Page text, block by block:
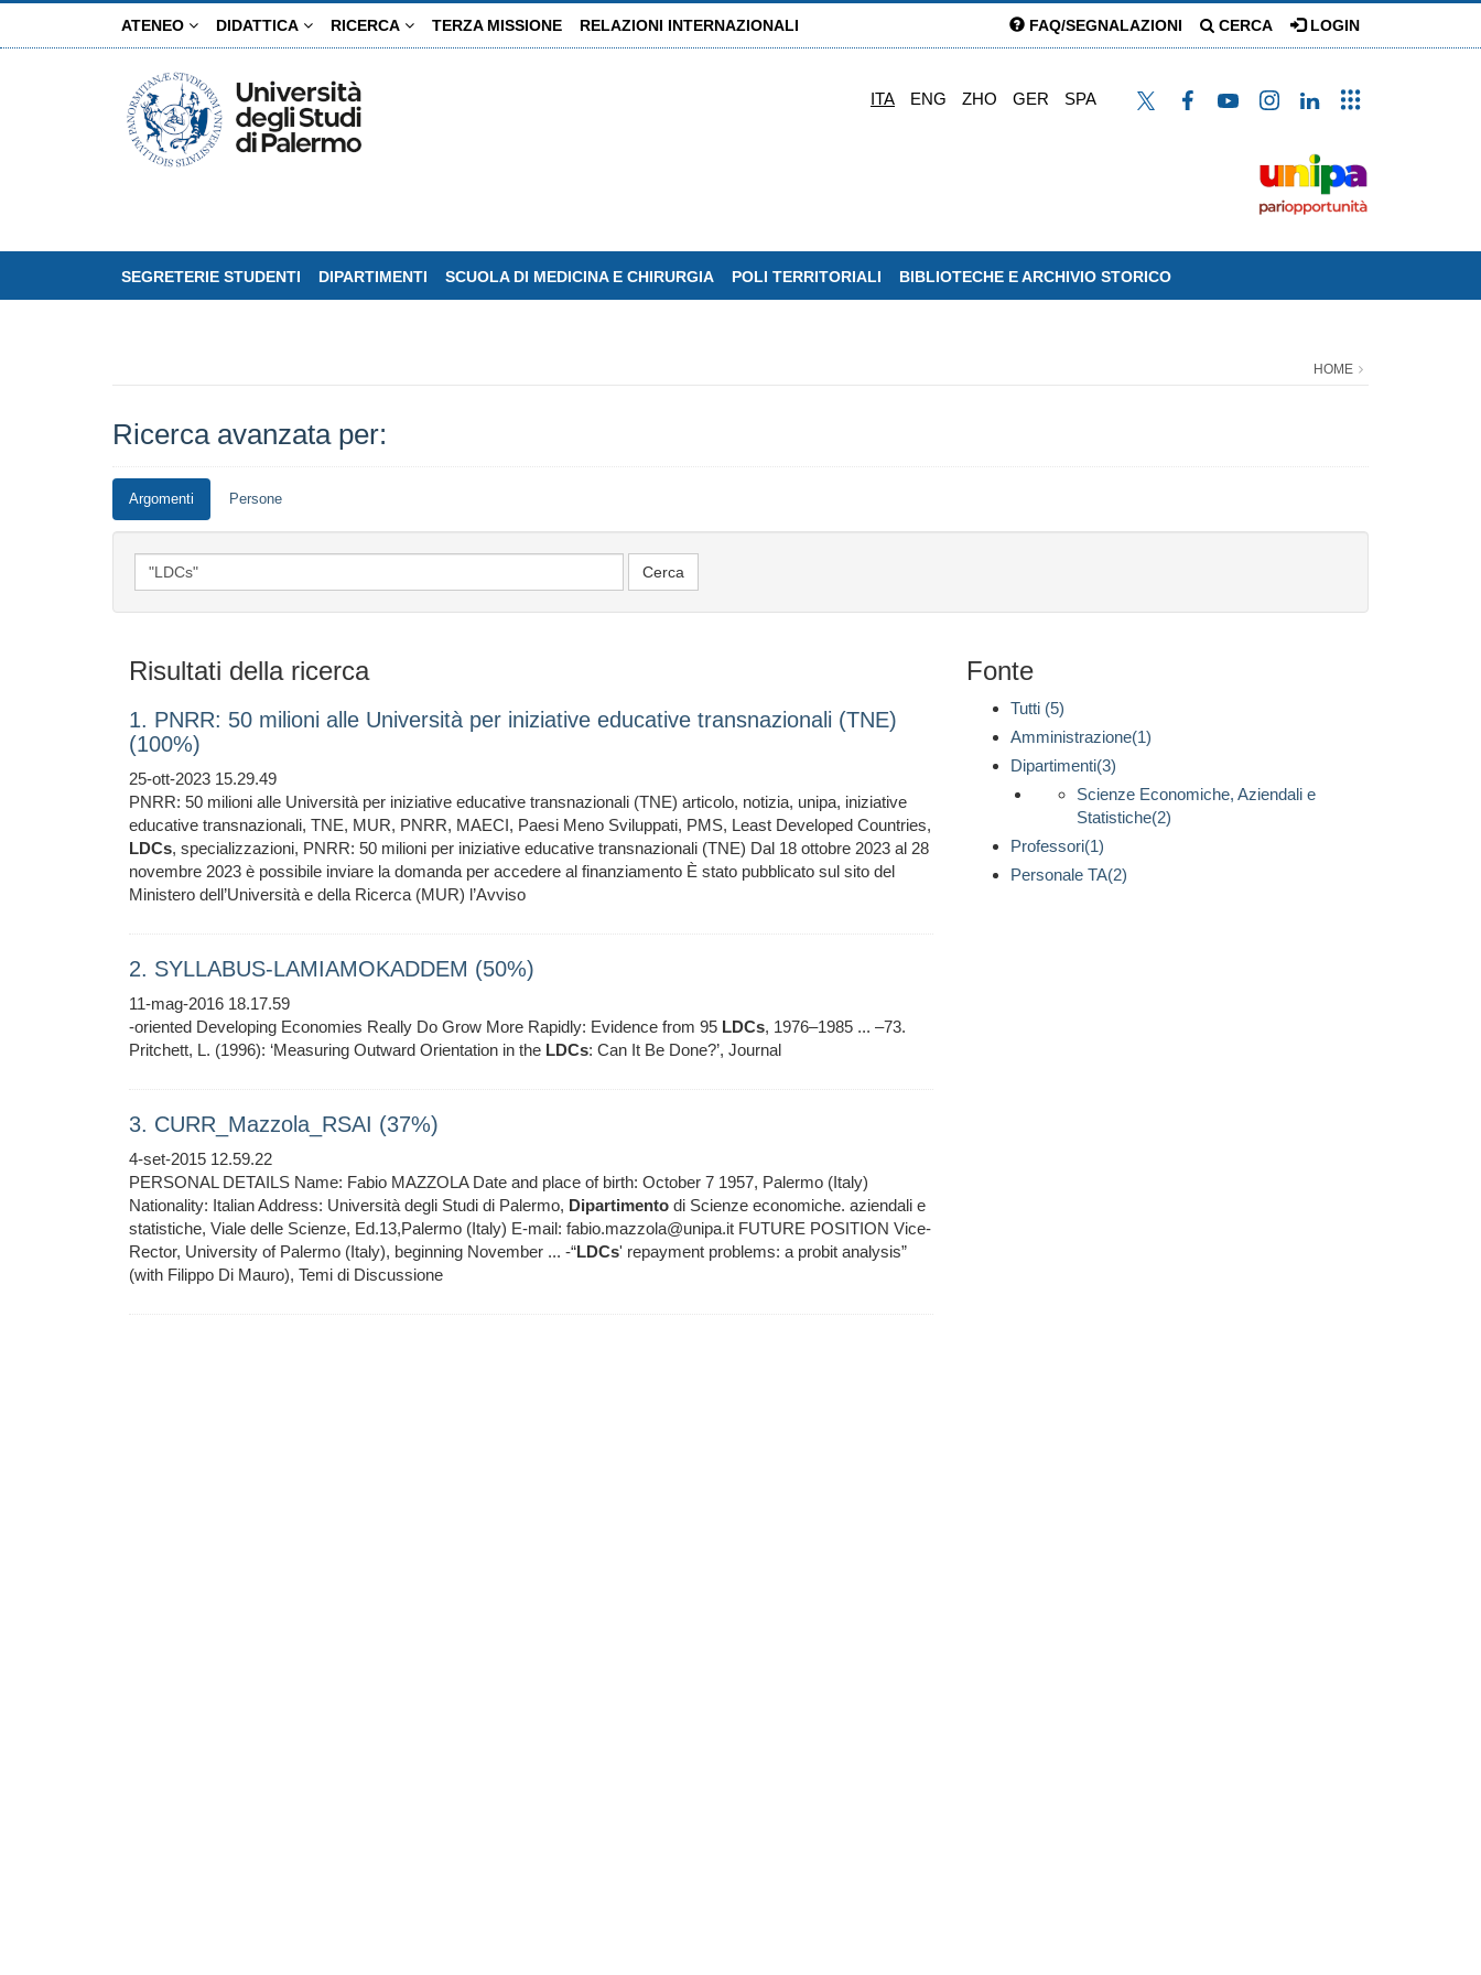
ATENEO DIDATTICA RICERCA TERZA MISSIONE RELAZIONI INTERNAZIONALI FAQ/SEGNALAZIONI CERCA LOGIN
ITA ENG ZHO GER SPA
SEGRETERIE STUDENTI DIPARTIMENTI SCUOLA DI MEDICINA E CHIRURGIA POLI TERRITORIALI BIBLIOTECHE E ARCHIVIO STORICO
HOME
Ricerca avanzata per:
Argomenti Persone
Risultati della ricerca
1. PNRR: 50 milioni alle Università per iniziative educative transnazionali (TNE)
(100%)
25-ott-2023 15.29.49
PNRR: 50 milioni alle Università per iniziative educative transnazionali (TNE) articolo, notizia, unipa, iniziative
educative transnazionali, TNE, MUR, PNRR, MAECI, Paesi Meno Sviluppati, PMS, Least Developed Countries,
LDCs, specializzazioni, PNRR: 50 milioni per iniziative educative transnazionali (TNE) Dal 18 ottobre 2023 al 28
novembre 2023 è possibile inviare la domanda per accedere al finanziamento È stato pubblicato sul sito del
Ministero dell’Università e della Ricerca (MUR) l’Avviso
2. SYLLABUS-LAMIAMOKADDEM (50%)
11-mag-2016 18.17.59
-oriented Developing Economies Really Do Grow More Rapidly: Evidence from 95 LDCs, 1976–1985 ... –73.
Pritchett, L. (1996): ‘Measuring Outward Orientation in the LDCs: Can It Be Done?’, Journal
3. CURR_Mazzola_RSAI (37%)
4-set-2015 12.59.22
PERSONAL DETAILS Name: Fabio MAZZOLA Date and place of birth: October 7 1957, Palermo (Italy)
Nationality: Italian Address: Università degli Studi di Palermo, Dipartimento di Scienze economiche. aziendali e
statistiche, Viale delle Scienze, Ed.13,Palermo (Italy) E-mail: fabio.mazzola@unipa.it FUTURE POSITION Vice-
Rector, University of Palermo (Italy), beginning November ... -“LDCs' repayment problems: a probit analysis”
(with Filippo Di Mauro), Temi di Discussione
Fonte
Tutti (5)
Amministrazione(1)
Dipartimenti(3)
Scienze Economiche, Aziendali e
Statistiche(2)
Professori(1)
Personale TA(2)